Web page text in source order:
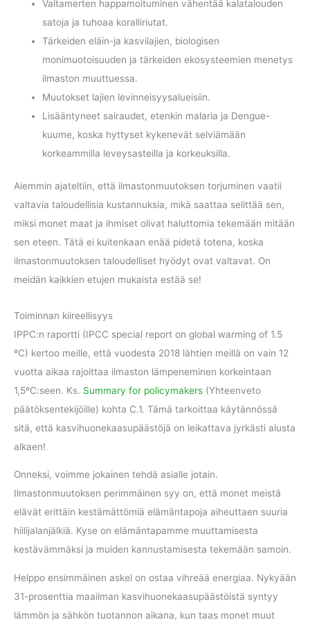
Valtamerten happamoituminen vähentää kalatalouden
satoja ja tuhoaa koralliriutat.
Tärkeiden eläin-ja kasvilajien, biologisen
monimuotoisuuden ja tärkeiden ekosysteemien menetys
ilmaston muuttuessa.
Muutokset lajien levinneisyysalueisiin.
Lisääntyneet sairaudet, etenkin malaria ja Dengue-
kuume, koska hyttyset kykenevät selviämään
korkeammilla leveysasteilla ja korkeuksilla.
Aiemmin ajateltiin, että ilmastonmuutoksen torjuminen vaatii
valtavia taloudellisia kustannuksia, mikä saattaa selittää sen,
miksi monet maat ja ihmiset olivat haluttomia tekemään mitään
sen eteen. Tätä ei kuitenkaan enää pidetä totena, koska
ilmastonmuutoksen taloudelliset hyödyt ovat valtavat. On
meidän kaikkien etujen mukaista estää se!
Toiminnan kiireellisyys
IPPC:n raportti (IPCC special report on global warming of 1.5
ºC) kertoo meille, että vuodesta 2018 lähtien meillä on vain 12
vuotta aikaa rajoittaa ilmaston lämpeneminen korkeintaan
1,5ºC:seen. Ks. Summary for policymakers (Yhteenveto
päätöksentekijöille) kohta C.1. Tämä tarkoittaa käytännössä
sitä, että kasvihuonekaasupäästöjä on leikattava jyrkästi alusta
alkaen!
Onneksi, voimme jokainen tehdä asialle jotain.
Ilmastonmuutoksen perimmäinen syy on, että monet meistä
elävät erittäin kestämättömiä elämäntapoja aiheuttaen suuria
hiilijalanjälkiä. Kyse on elämäntapamme muuttamisesta
kestävämmäksi ja muiden kannustamisesta tekemään samoin.
Helppo ensimmäinen askel on ostaa vihreää energiaa. Nykyään
31-prosenttia maailman kasvihuonekaasupäästöistä syntyy
lämmön ja sähkön tuotannon aikana, kun taas monet muut